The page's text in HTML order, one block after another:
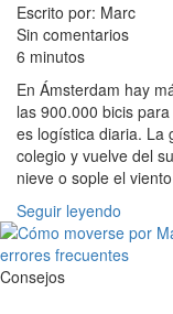
Escrito por: Marc
Sin comentarios
6 minutos
En Ámsterdam hay
las 900.000 bicis
es logística diaria. La
colegio y vuelve del
nieve o sople el
Seguir leyendo
Consejos